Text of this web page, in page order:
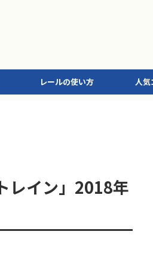
レールの使い方 人気
レイン」2018年